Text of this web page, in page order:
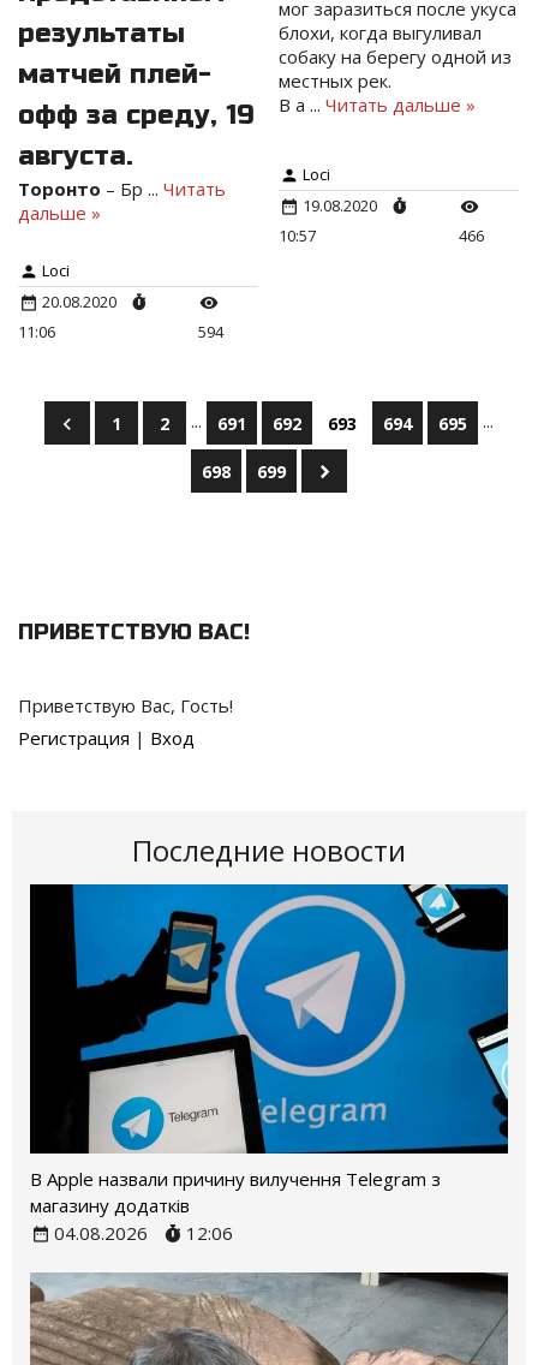
результаты
матчей плей-
офф за среду, 19
августа.
Торонто – Бр ... Читать
дальше »
Loci
20.08.2020
11:06
594
мог заразиться после укуса
блохи, когда выгуливал
собаку на берегу одной из
местных рек.
В а...Читать дальше »
Loci
19.08.2020
10:57
466
1 2 ... 691 692 693 694 695 ...
698 699
ПРИВЕТСТВУЮ ВАС!
Приветствую Вас, Гость!
Регистрация | Вход
Последние новости
В Apple назвали причину вилучення Telegram з
магазину додатків
04.08.2026
12:06